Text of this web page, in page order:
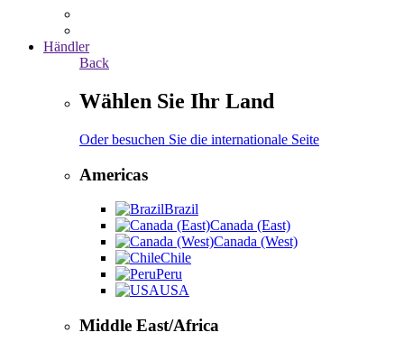
Händler
Back
Wählen Sie Ihr Land
Oder besuchen Sie die internationale Seite
Americas
Brazil
Canada (East)
Canada (West)
Chile
Peru
USA
Middle East/Africa